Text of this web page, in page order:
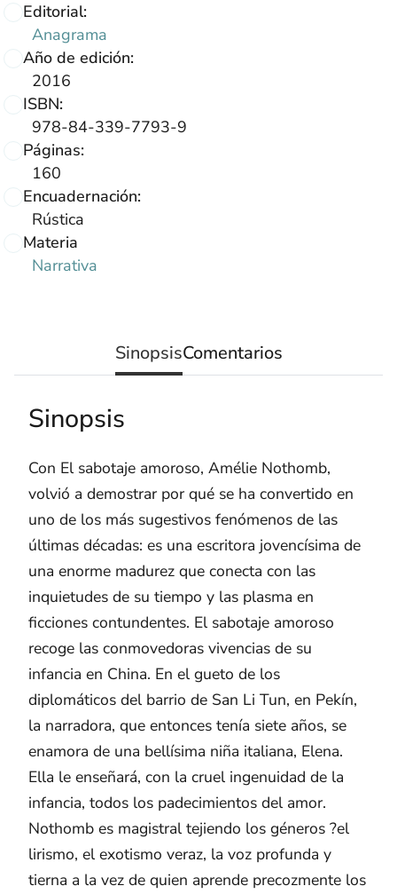
Editorial:
Anagrama
Año de edición:
2016
ISBN:
978-84-339-7793-9
Páginas:
160
Encuadernación:
Rústica
Materia
Narrativa
SinopsisComentarios
Sinopsis
Con El sabotaje amoroso, Amélie Nothomb,
volvió a demostrar por qué se ha convertido en
uno de los más sugestivos fenómenos de las
últimas décadas: es una escritora jovencísima de
una enorme madurez que conecta con las
inquietudes de su tiempo y las plasma en
ficciones contundentes. El sabotaje amoroso
recoge las conmovedoras vivencias de su
infancia en China. En el gueto de los
diplomáticos del barrio de San Li Tun, en Pekín,
la narradora, que entonces tenía siete años, se
enamora de una bellísima niña italiana, Elena.
Ella le enseñará, con la cruel ingenuidad de la
infancia, todos los padecimientos del amor.
Nothomb es magistral tejiendo los géneros ?el
lirismo, el exotismo veraz, la voz profunda y
tierna a la vez de quien aprende precozmente los